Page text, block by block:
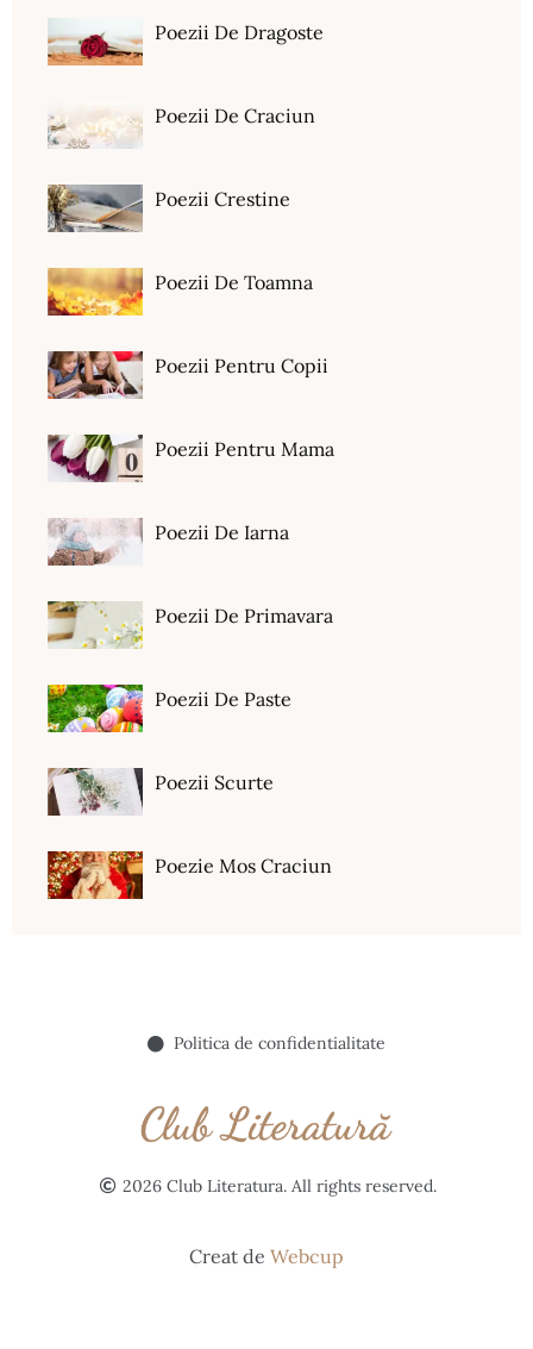
Poezii De Dragoste
Poezii De Craciun
Poezii Crestine
Poezii De Toamna
Poezii Pentru Copii
Poezii Pentru Mama
Poezii De Iarna
Poezii De Primavara
Poezii De Paste
Poezii Scurte
Poezie Mos Craciun
Politica de confidentialitate
2026 Club Literatura. All rights reserved.
Creat de Webcup